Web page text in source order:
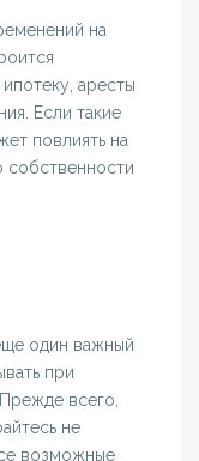
на
аресты
Если такие
повлиять на
собственности
один важный
при
всего,
не
возможные